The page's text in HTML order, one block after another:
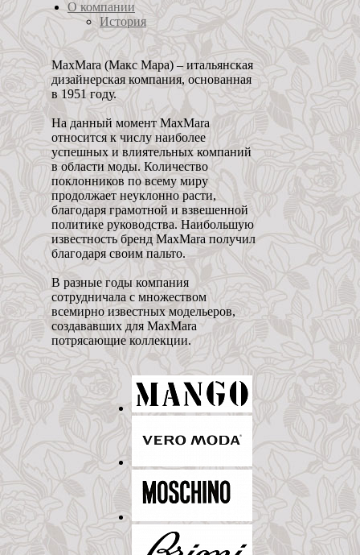
О компании
История
MaxMara (Макс Мара) – итальянская
дизайнерская компания, основанная
в 1951 году.
На данный момент MaxMara
относится к числу наиболее
успешных и влиятельных компаний
в области моды. Количество
поклонников по всему миру
продолжает неуклонно расти,
благодаря грамотной и взвешенной
политике руководства. Наибольшую
известность бренд MaxMara получил
благодаря своим пальто.
В разные годы компания
сотрудничала с множеством
всемирно известных модельеров,
создававших для MaxMara
потрясающие коллекции.